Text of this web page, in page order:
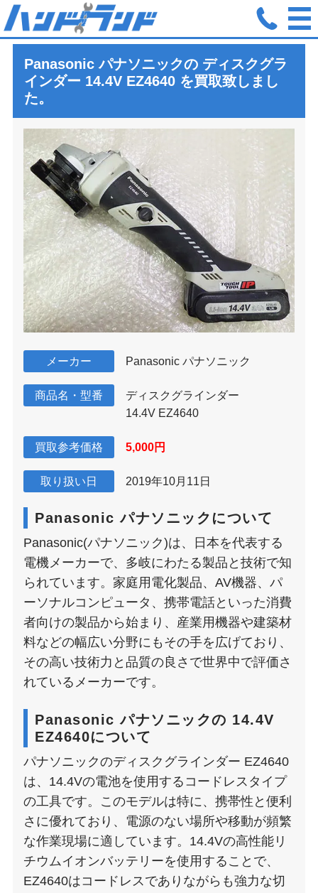
ホーム 買取実績 パナソニック ディスクグラインダー 14.4V
Panasonic パナソニックの ディスクグラ
インダー 14.4V EZ4640 を買取致しまし
た。
メーカー Panasonic パナソニック
商品名・型番
ディスクグラインダー
14.4V EZ4640
買取参考価格 5,000円
取り扱い日 2019年10月11日
Panasonic パナソニックについて
Panasonic(パナソニック)は、日本を代表する
電機メーカーで、多岐にわたる製品と技術で知
られています。家庭用電化製品、AV機器、パ
ーソナルコンピュータ、携帯電話といった消費
者向けの製品から始まり、産業用機器や建築材
料などの幅広い分野にもその手を広げており、
その高い技術力と品質の良さで世界中で評価さ
れているメーカーです。
Panasonic パナソニックの 14.4V
EZ4640について
パナソニックのディスクグラインダー EZ4640
は、14.4Vの電池を使用するコードレスタイプ
の工具です。このモデルは特に、携帯性と便利
さに優れており、電源のない場所や移動が頻繁
な作業現場に適しています。14.4Vの高性能リ
チウムイオンバッテリーを使用することで、
EZ4640はコードレスでありながらも強力な切